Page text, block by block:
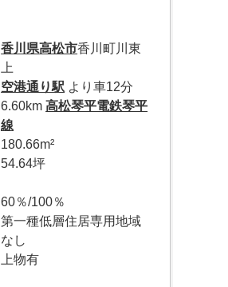
香川県高松市香川町川東
上
空港通り駅 より車12分
6.60km高松琴平電鉄琴平
線
180.66m²
54.64坪
60％/100％
第一種低層住居専用地域
なし
上物有